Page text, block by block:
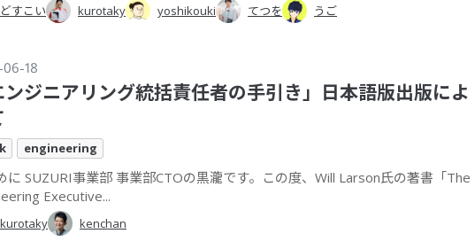
どすこい
kurotaky yoshikouki てつを うご
18
ンジニアリング統括責任者の手引き」日本語版出版によ
engineering
に SUZURI事業部 事業部CTOの黒瀧です。この度、Will Larson氏の著書「The
Executive...
kurotaky kenchan